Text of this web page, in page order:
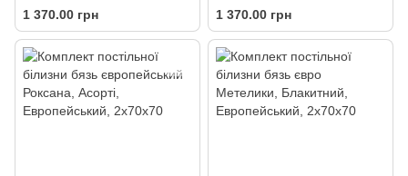
1 370.00 грн 1 370.00 грн